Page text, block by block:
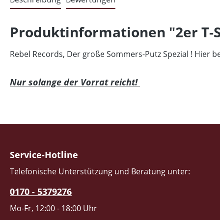
Produktinformationen "2er T-
Rebel Records, Der große Sommers-Putz Spezial ! Hier
Nur solange der Vorrat reicht!
Service-Hotline
Telefonische Unterstützung und Beratung unter:
0170 - 5379276
Mo-Fr, 12:00 - 18:00 Uhr